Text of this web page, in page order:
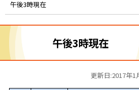
午後3時現在
午後3時現在
更新日:2017年1